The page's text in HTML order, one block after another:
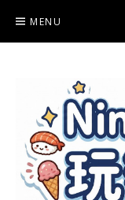
content
MENU